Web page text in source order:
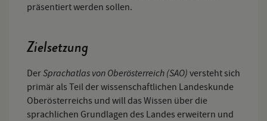
präsentiert werden sollen.
Zielsetzung
DerSprachatlas von Oberösterreich (SAO) versteht sich
primär als Teil der wissenschaftlichen Landeskunde
Oberösterreichs und will das Wissen über die
sprachlichen Grundlagen des Landes erweitern und